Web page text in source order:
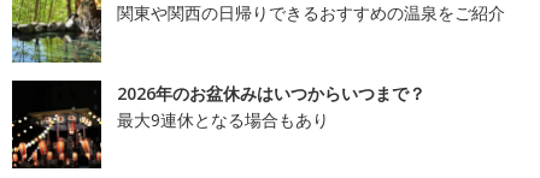
関東や関西の日帰りできるおすすめの温泉をご紹介
2026年のお盆休みはいつからいつまで？
最大9連休となる場合もあり